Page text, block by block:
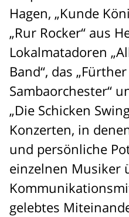
Hagen, „Kunde
„Rur Rocker“ aus
Lokalmatadoren
Band“, das
Sambaorchester“
„Die Schicken
Konzerten, in
und persönliche
einzelnen Musiker
gelebtes